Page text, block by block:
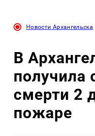
Новости Архангельска
В
получила
смерти 2
пожаре